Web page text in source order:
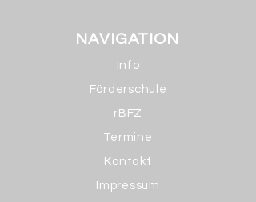
NAVIGATION
Info
Förderschule
rBFZ
Termine
Kontakt
Impressum